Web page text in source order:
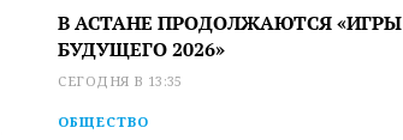
В АСТАНЕ ПРОДОЛЖАЮТСЯ «ИГРЫ
БУДУЩЕГО 2026»
СЕГОДНЯ В 13:35
ОБЩЕСТВО